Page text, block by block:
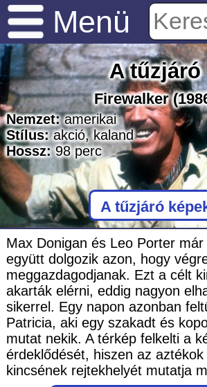
Menü
A tűzjáró
Firewalker
Nemzet: amerikai
Stílus: akció,kaland
Hossz: 98perc
A tűzjáró
Max Donigan és Leo Porter
együtt dolgozik azon, hogy
meggazdagodjanak. Ezt a célt
akarták elérni, eddig nagyon
sikerrel. Egy napon azonban
Patricia, aki egy szakadt és
mutat nekik. A térkép felkelti a
érdeklődését, hiszen az
kincsének rejtekhelyét mutatja